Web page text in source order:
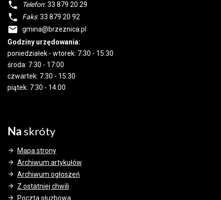
Telefon: 33 879 20 29
Faks: 33 879 20 92
gmina@brzeznica.pl
Godziny urzędowania:
poniedziałek - wtorek: 7:30 - 15:30
środa: 7:30 - 17:00
czwartek: 7:30 - 15:30
piątek: 7:30 - 14:00
Naskróty
Mapa strony
Archiwum artykułów
Archiwum ogłoszeń
Z ostatniej chwili
Poczta służbowa